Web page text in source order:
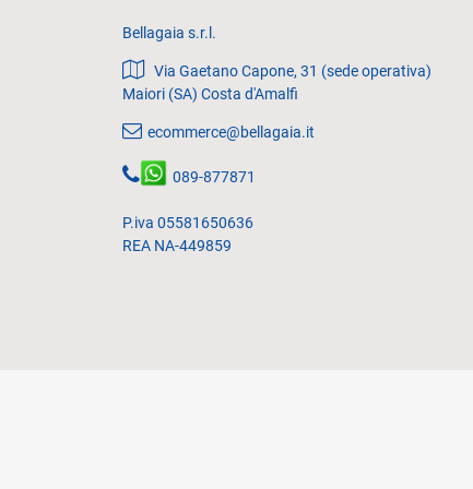
Bellagaia s.r.l.
Via Gaetano Capone, 31 (sede operativa)
Maiori (SA) Costa d'Amalfi
ecommerce@bellagaia.it
089-877871
P.iva 05581650636
REA NA-449859